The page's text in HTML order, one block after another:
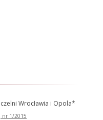
Wrocławia i Opola*
nr 1/2015